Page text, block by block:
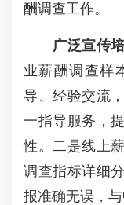
酬调查工作。
广泛宣传
业薪酬调查样
导、经验交流
一指导服务，
性。二是线上
调查指标详细
报准确无误，